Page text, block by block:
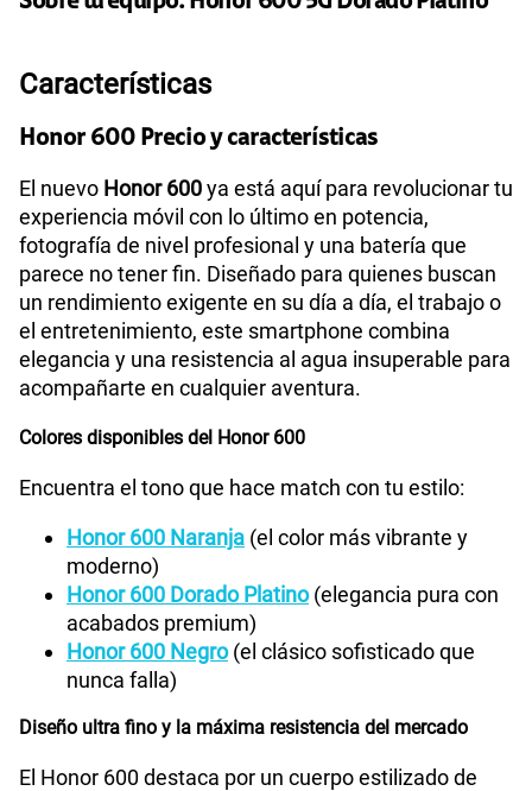
Ver más planes
Características
Honor 600 Precio y características
El nuevo Honor 600ya está aquí para revolucionar tu
experiencia móvil con lo último en potencia,
fotografía de nivel profesional y una batería que
parece no tener fin. Diseñado para quienes buscan
un rendimiento exigente en su día a día, el trabajo o
el entretenimiento, este smartphone combina
elegancia y una resistencia al agua insuperable para
acompañarte en cualquier aventura.
Colores disponibles del Honor 600
Encuentra el tono que hace match con tu estilo:
Honor 600 Naranja (el color más vibrante y
moderno)
Honor 600 Dorado Platino(elegancia pura con
acabados premium)
Honor 600 Negro(el clásico sofisticado que
nunca falla)
Diseño ultra fino y la máxima resistencia del mercado
El Honor 600 destaca por un cuerpo estilizado de